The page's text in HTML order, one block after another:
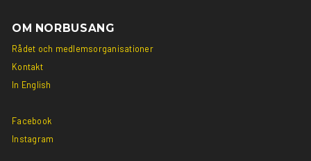
OM NORBUSANG
Rådet och medlemsorganisationer
Kontakt
In English
Facebook
Instagram